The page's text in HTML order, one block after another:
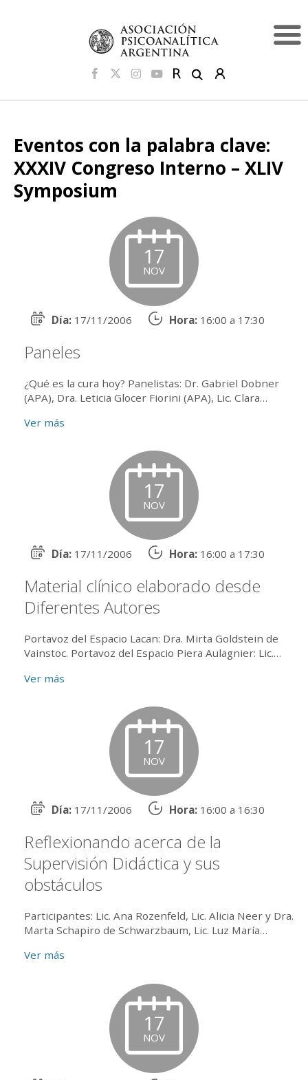
Eventos con la palabra clave:
XXXIV Congreso Interno – XLIV
Symposium
17
NOV
Día: 17/11/2006 Hora: 16:00 a 17:30
Paneles
¿Qué es la cura hoy? Panelistas: Dr. Gabriel Dobner
(APA), Dra. Leticia Glocer Fiorini (APA), Lic. Clara
Denicola (A...
Ver más
17
NOV
Día: 17/11/2006 Hora: 16:00 a 17:30
Material clínico elaborado desde
Diferentes Autores
Portavoz del Espacio Lacan: Dra. Mirta Goldstein de
Vainstoc. Portavoz del Espacio Piera Aulagnier: Lic.
Carme...
Ver más
17
NOV
Día: 17/11/2006 Hora: 16:00 a 16:30
Reflexionando acerca de la
Supervisión Didáctica y sus
obstáculos
Participantes: Lic. Ana Rozenfeld, Lic. Alicia Neer y Dra.
Marta Schapiro de Schwarzbaum, Lic. Luz María
Noemí Cohen
Ver más
17
NOV